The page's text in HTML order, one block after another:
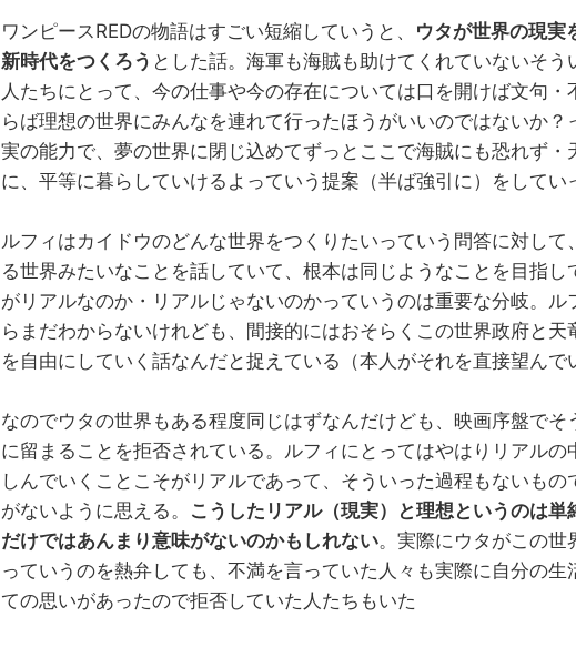
ワンピースREDの物語はすごい短縮していうと、 ウタが世界の現実
新時代をつくろう とした話。海軍も海賊も助けてくれていないそう
人たちにとって、今の仕事や今の存在については口を開けば文句
らば理想の世界にみんなを連れて行ったほうがいいのではないか
実の能力で、夢の世界に閉じ込めてずっとここで海賊にも恐れず
に、平等に暮らしていけるよっていう提案（半ば強引に）をしてい
ルフィはカイドウのどんな世界をつくりたいっていう問答に対して
る世界みたいなことを話していて、根本は同じようなことを目指
がリアルなのか・リアルじゃないのかっていうのは重要な分岐。
らまだわからないけれども、間接的にはおそらくこの世界政府と
を自由にしていく話なんだと捉えている（本人がそれを直接望んで
なのでウタの世界もある程度同じはずなんだけども、映画序盤でそ
に留まることを拒否されている。ルフィにとってはやはりリアルの
しんでいくことこそがリアルであって、そういった過程もないも
がないように思える。 こうしたリアル（現実）と理想というのは
だけではあんまり意味がないのかもしれない。実際にウタがこの世
っていうのを熱弁しても、不満を言っていた人々も実際に自分の生
ての思いがあったので拒否していた人たちもいた